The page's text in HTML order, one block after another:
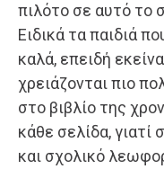
πιλότο σε αυτό το
Ειδικά τα παιδιά
καλά, επειδή
χρειάζονται πιο
στο βιβλίο της
κάθε σελίδα,
και σχολικό